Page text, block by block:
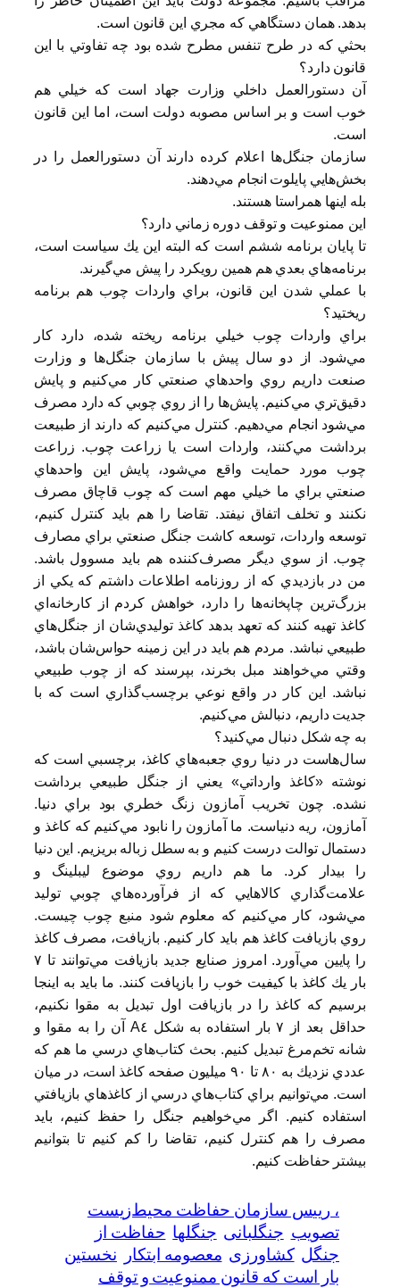
بدهد. همان دستگاهي كه مجري اين قانون است.
بحثي كه در طرح تنفس مطرح شده بود چه تفاوتي با اين
قانون دارد؟
آن دستورالعمل داخلي وزارت جهاد است كه خيلي هم
خوب است و بر اساس مصوبه دولت است، اما اين قانون
است.
سازمان جنگل‌ها اعلام كرده دارند آن دستورالعمل را در
بخش‌هايي پايلوت انجام مي‌دهند.
بله اينها همراستا هستند.
اين ممنوعيت و توقف دوره زماني دارد؟
تا پايان برنامه ششم است كه البته اين يك سياست است،
برنامه‌هاي بعدي هم همين رويكرد را پيش مي‌گيرند.
با عملي شدن اين قانون، براي واردات چوب هم برنامه
ريختيد؟
براي واردات چوب خيلي برنامه ريخته شده، ‌دارد كار
مي‌شود. از دو سال پيش با سازمان جنگل‌ها و وزارت
صنعت داريم روي واحدهاي صنعتي كار مي‌كنيم و پايش
دقيق‌تري مي‌كنيم. پايش‌ها را از روي چوبي كه دارد مصرف
مي‌شود انجام مي‌دهيم. كنترل مي‌كنيم كه دارند از طبيعت
برداشت مي‌كنند، واردات است يا زراعت چوب. زراعت
چوب مورد حمايت واقع مي‌شود، پايش اين واحدهاي
صنعتي براي ما خيلي مهم است كه چوب قاچاق مصرف
نكنند و تخلف اتفاق نيفتد. تقاضا را هم بايد كنترل كنيم،
توسعه واردات، توسعه كاشت جنگل صنعتي براي مصارف
چوب. از سوي ديگر مصرف‌كننده هم بايد مسوول باشد.
من در بازديدي كه از روزنامه اطلاعات داشتم كه يكي از
بزرگ‌ترين چاپخانه‌ها را دارد، خواهش كردم از كارخانه‌اي
كاغذ تهيه كنند كه تعهد بدهد كاغذ توليدي‌شان از جنگل‌هاي
طبيعي نباشد. مردم هم بايد در اين زمينه حواس‌شان باشد،
وقتي مي‌خواهند مبل بخرند، بپرسند كه از چوب طبيعي
نباشد. اين كار در واقع نوعي برچسب‌گذاري است كه با
جديت داريم، دنبالش مي‌كنيم.
به چه شكل دنبال مي‌كنيد؟
سال‌هاست در دنيا روي جعبه‌هاي كاغذ، برچسبي است كه
نوشته «كاغذ وارداتي» يعني از جنگل طبيعي برداشت
نشده. چون تخريب آمازون زنگ خطري بود براي دنيا.
آمازون، ريه دنياست. ما آمازون را نابود مي‌كنيم كه كاغذ و
دستمال توالت درست كنيم و به سطل زباله بريزيم. اين دنيا
را بيدار كرد. ما هم داريم روي موضوع ليبلينگ و
علامت‌گذاري كالاهايي كه از فرآورده‌هاي چوبي توليد
مي‌شود، كار مي‌كنيم كه معلوم شود منبع چوب چيست.
روي بازيافت كاغذ هم بايد كار كنيم. بازيافت، مصرف كاغذ
را پايين مي‌آورد. امروز صنايع جديد بازيافت مي‌توانند تا ٧
بار يك كاغذ با كيفيت خوب را بازيافت كنند. ما بايد به اينجا
برسيم كه كاغذ را در بازيافت اول تبديل به مقوا نكنيم،
حداقل بعد از ٧ بار استفاده به شكل A٤ آن را به مقوا و
شانه تخم‌مرغ تبديل كنيم. بحث كتاب‌هاي درسي ما هم كه
عددي نزديك به ٨٠ تا ٩٠ ميليون صفحه كاغذ است، در ميان
است. مي‌توانيم براي كتاب‌هاي درسي از كاغذهاي بازيافتي
استفاده كنيم. اگر مي‌خواهيم جنگل را حفظ كنيم، بايد
مصرف را هم كنترل كنيم، تقاضا را كم كنيم تا بتوانيم
بيشتر حفاظت كنيم.
، رييس سازمان حفاظت محيط‌زيست
تصویب جنگلبانی جنگلها حفاظت از
جنگل کشاورزی معصومه ابتکار نخستين
بار است كه قانون ممنوعيت و توقف